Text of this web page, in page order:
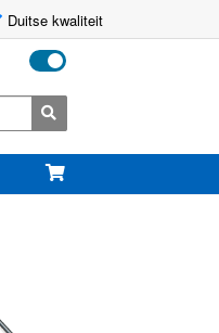
Duitse kwaliteit